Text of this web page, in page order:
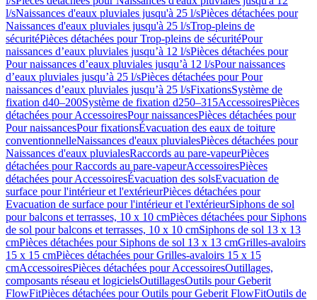
l/sNaissances d'eaux pluviales jusqu'à 25 l/sPièces détachées pour
Naissances d'eaux pluviales jusqu'à 25 l/sTrop-pleins de
sécuritéPièces détachées pour Trop-pleins de sécuritéPour
naissances d’eaux pluviales jusqu’à 12 l/sPièces détachées pour
Pour naissances d’eaux pluviales jusqu’à 12 l/sPour naissances
d’eaux pluviales jusqu’à 25 l/sPièces détachées pour Pour
naissances d’eaux pluviales jusqu’à 25 l/sFixationsSystème de
fixation d40–200Système de fixation d250–315AccessoiresPièces
détachées pour AccessoiresPour naissancesPièces détachées pour
Pour naissancesPour fixationsÉvacuation des eaux de toiture
conventionnelleNaissances d'eaux pluvialesPièces détachées pour
Naissances d'eaux pluvialesRaccords au pare-vapeurPièces
détachées pour Raccords au pare-vapeurAccessoiresPièces
détachées pour AccessoiresÉvacuation des solsEvacuation de
surface pour l'intérieur et l'extérieurPièces détachées pour
Evacuation de surface pour l'intérieur et l'extérieurSiphons de sol
pour balcons et terrasses, 10 x 10 cmPièces détachées pour Siphons
de sol pour balcons et terrasses, 10 x 10 cmSiphons de sol 13 x 13
cmPièces détachées pour Siphons de sol 13 x 13 cmGrilles-avaloirs
15 x 15 cmPièces détachées pour Grilles-avaloirs 15 x 15
cmAccessoiresPièces détachées pour AccessoiresOutillages,
composants réseau et logicielsOutillagesOutils pour Geberit
FlowFitPièces détachées pour Outils pour Geberit FlowFitOutils de